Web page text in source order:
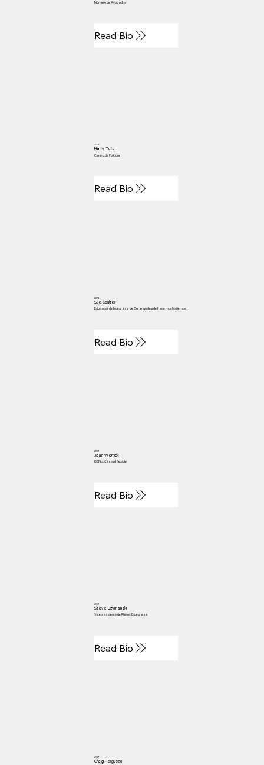
Número de Avogadro
Read Bio
2009
Harry Tuft
Centro de Folklore
Read Bio
2009
Sue Coulter
Educador de bluegrass de Durango desde hace mucho tiempo
Read Bio
2007
Joan Wernick
KGNU, Césped flexible
Read Bio
2007
Steve Szymanski
Vicepresidente de Planet Bluegrass
Read Bio
2007
Craig Ferguson